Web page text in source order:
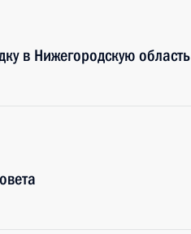
в Нижегородскую область